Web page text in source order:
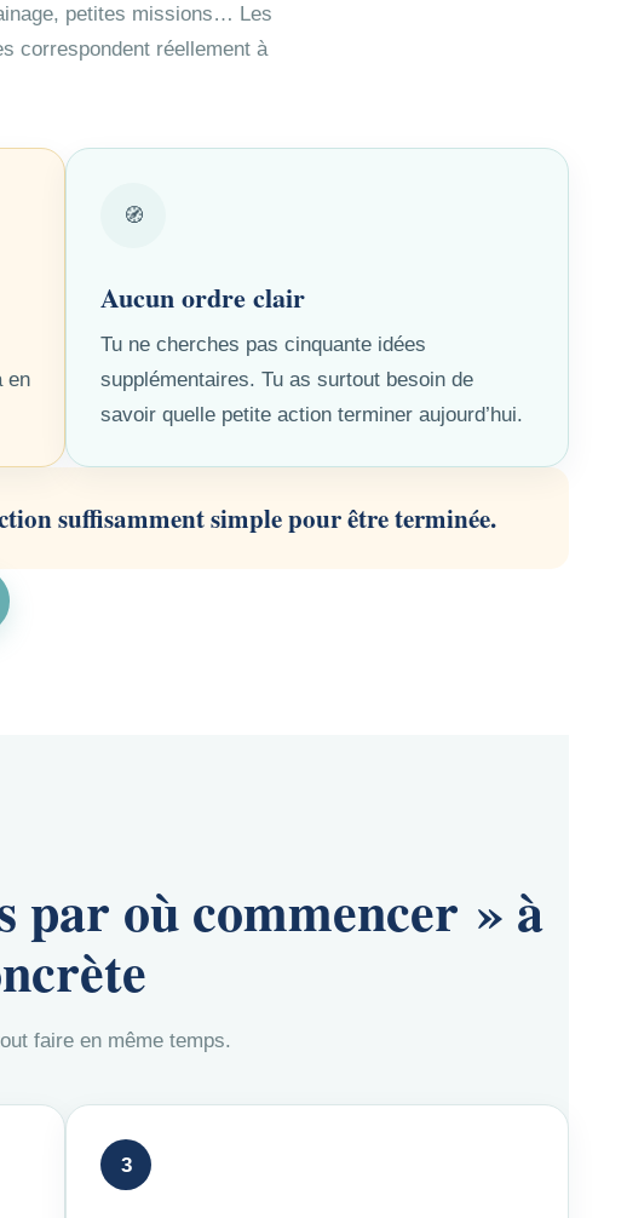
petites missions… Les
correspondent réellement à
en
🧭
Aucun ordre clair
Tu ne cherches pas cinquante idées
supplémentaires. Tu as surtout besoin de
savoir quelle petite action terminer aujourd’hui.
suffisamment simple pour être terminée.
par où commencer » à
faire en même temps.
3